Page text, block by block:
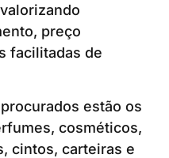
preço
facilitadas de
estão os
cosméticos,
cintos, carteiras e